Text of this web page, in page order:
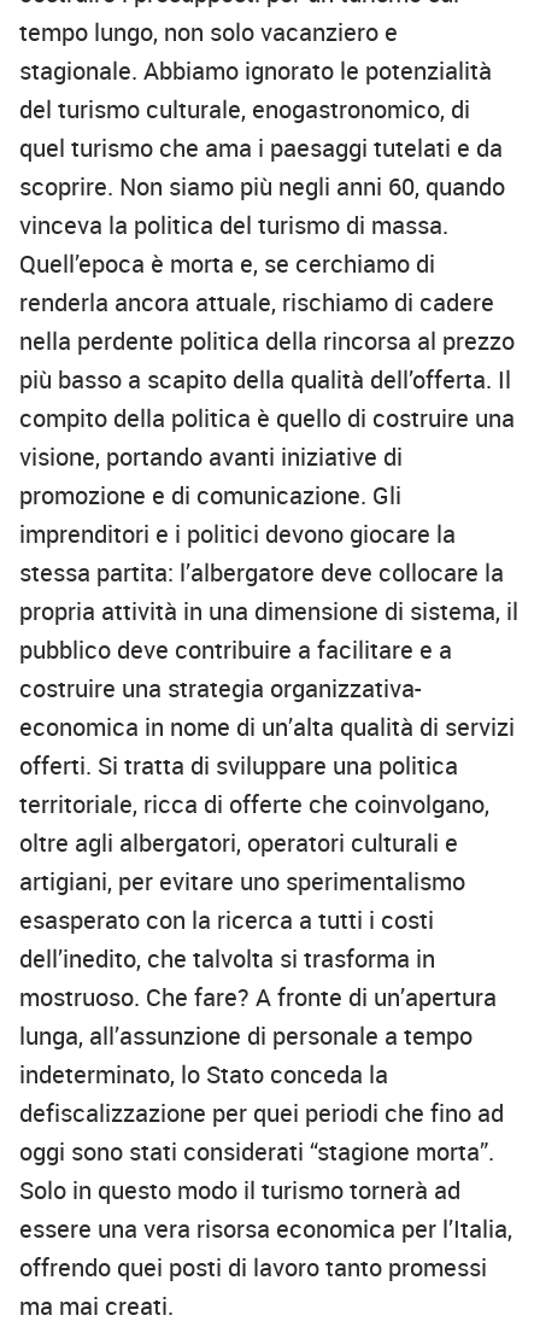
tempo lungo, non solo vacanziero e
stagionale. Abbiamo ignorato le potenzialità
del turismo culturale, enogastronomico, di
quel turismo che ama i paesaggi tutelati e da
scoprire. Non siamo più negli anni 60, quando
vinceva la politica del turismo di massa.
Quell’epoca è morta e, se cerchiamo di
renderla ancora attuale, rischiamo di cadere
nella perdente politica della rincorsa al prezzo
più basso a scapito della qualità dell’offerta. Il
compito della politica è quello di costruire una
visione, portando avanti iniziative di
promozione e di comunicazione. Gli
imprenditori e i politici devono giocare la
stessa partita: l’albergatore deve collocare la
propria attività in una dimensione di sistema, il
pubblico deve contribuire a facilitare e a
costruire una strategia organizzativa-
economica in nome di un’alta qualità di servizi
offerti. Si tratta di sviluppare una politica
territoriale, ricca di offerte che coinvolgano,
oltre agli albergatori, operatori culturali e
artigiani, per evitare uno sperimentalismo
esasperato con la ricerca a tutti i costi
dell’inedito, che talvolta si trasforma in
mostruoso. Che fare? A fronte di un’apertura
lunga, all’assunzione di personale a tempo
indeterminato, lo Stato conceda la
defiscalizzazione per quei periodi che fino ad
oggi sono stati considerati “stagione morta”.
Solo in questo modo il turismo tornerà ad
essere una vera risorsa economica per l’Italia,
offrendo quei posti di lavoro tanto promessi
ma mai creati.